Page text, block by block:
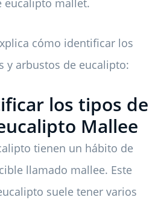
eucalipto mallet.
cómo identificar los
y arbustos de eucalipto:
los tipos de
Mallee
tienen un hábito de
llamado mallee. Este
suele tener varios